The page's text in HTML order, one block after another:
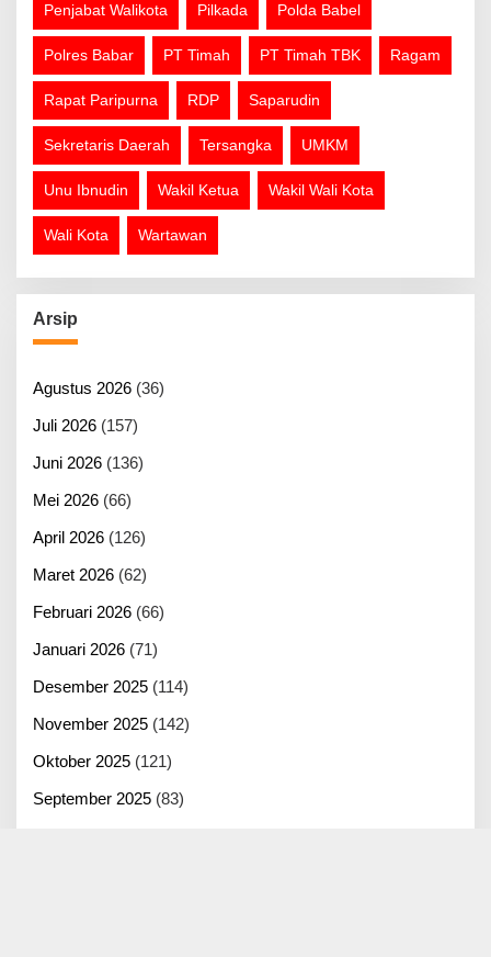
Penjabat Walikota Pilkada Polda Babel
Polres Babar PT Timah PT Timah TBK Ragam
Rapat Paripurna RDP Saparudin
Sekretaris Daerah Tersangka UMKM
Unu Ibnudin Wakil Ketua Wakil Wali Kota
Wali Kota Wartawan
Arsip
Agustus 2026 (36)
Juli 2026 (157)
Juni 2026 (136)
Mei 2026 (66)
April 2026 (126)
Maret 2026 (62)
Februari 2026 (66)
Januari 2026 (71)
Desember 2025 (114)
November 2025 (142)
Oktober 2025 (121)
September 2025 (83)